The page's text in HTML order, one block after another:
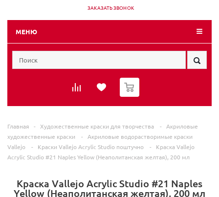
ЗАКАЗАТЬ ЗВОНОК
МЕНЮ
0
Главная - Художественные краски для творчества -
Акриловые
художественные краски
-
Акриловые водорастворимые краски
Vallеjo
- Краски Vallеjo Acrylic Studio поштучно -
Краска Vallejo
Acrylic Studio #21 Naples Yellow (Неаполитанская желтая), 200 мл
Краска Vallejo Acrylic Studio #21 Naples
Yellow (Неаполитанская желтая), 200 мл